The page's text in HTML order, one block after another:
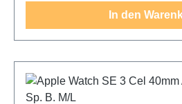
In den